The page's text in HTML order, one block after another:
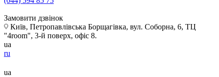
Замовити дзвінок
Київ, Петропавлівська Борщагівка, вул. Соборна, 6, ТЦ
"4room", 3-й поверх, офіс 8.
ua
ru
ua